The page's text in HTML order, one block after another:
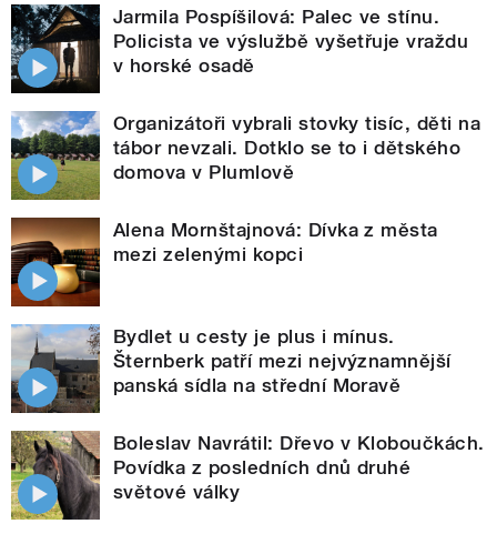
Jarmila Pospíšilová: Palec ve stínu.
Policista ve výslužbě vyšetřuje vraždu
v horské osadě
Organizátoři vybrali stovky tisíc, děti na
tábor nevzali. Dotklo se to i dětského
domova v Plumlově
Alena Mornštajnová: Dívka z města
mezi zelenými kopci
Bydlet u cesty je plus i mínus.
Šternberk patří mezi nejvýznamnější
panská sídla na střední Moravě
Boleslav Navrátil: Dřevo v Kloboučkách.
Povídka z posledních dnů druhé
světové války